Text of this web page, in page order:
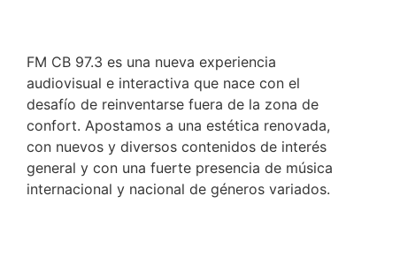
FM CB 97.3 es una nueva experiencia
audiovisual e interactiva que nace con el
desafío de reinventarse fuera de la zona de
confort. Apostamos a una estética renovada,
con nuevos y diversos contenidos de interés
general y con una fuerte presencia de música
internacional y nacional de géneros variados.